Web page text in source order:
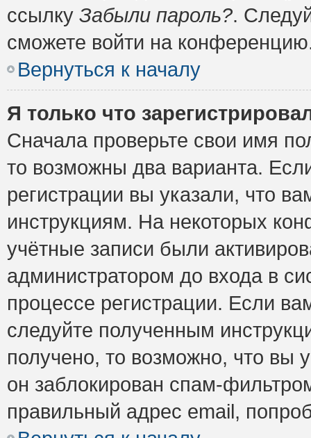
ссылку Забыли пароль?.
сможете войти на
Вернуться к началу
Я только что
Сначала проверьте свои имя
то возможны два варианта.
регистрации вы указали, что
инструкциям. На некоторых
учётные записи были
администратором до входа в
процессе регистрации. Если
следуйте полученным
получено, то возможно, что вы
он заблокирован спам-
правильный адрес email,